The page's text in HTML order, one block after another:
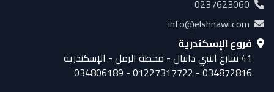
0237623060
info@elshnawi.com
فروع الإسكندرية
41 شارع النبي دانيال - محطة الرمل - الإسكندرية
034872816 - 01227317722 - 034806189